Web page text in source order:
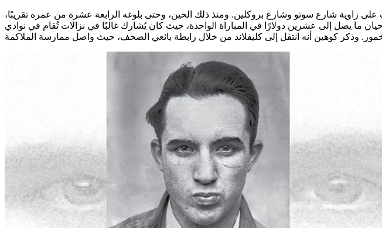
زاوية شارع سوتو وشارع بروكلين. ومنذ ذلك الحين، وحتى بلوغه الرابعة عشرة من عمره تقريبًا،
ما يصل إلى عشرين دولارًا في المباراة الواحدة، حيث كان يُشارك غالبًا في نزالات تُقام في نوادي